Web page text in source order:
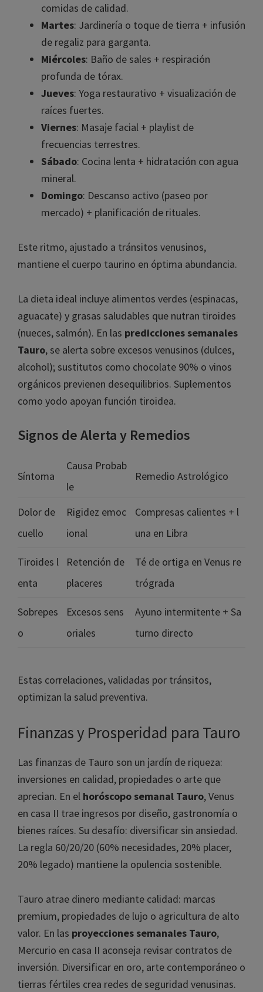
comidas de calidad.
Martes: Jardinería o toque de tierra + infusión
de regaliz para garganta.
Miércoles: Baño de sales + respiración
profunda de tórax.
Jueves: Yoga restaurativo + visualización de
raíces fuertes.
Viernes: Masaje facial + playlist de
frecuencias terrestres.
Sábado: Cocina lenta + hidratación con agua
mineral.
Domingo: Descanso activo (paseo por
mercado) + planificación de rituales.
Este ritmo, ajustado a tránsitos venusinos,
mantiene el cuerpo taurino en óptima abundancia.
La dieta ideal incluye alimentos verdes (espinacas,
aguacate) y grasas saludables que nutran tiroides
(nueces, salmón). En las predicciones semanales
Tauro, se alerta sobre excesos venusinos (dulces,
alcohol); sustitutos como chocolate 90% o vinos
orgánicos previenen desequilibrios. Suplementos
como yodo apoyan función tiroidea.
Signos de Alerta y Remedios
Síntoma
Causa Probab
le
Remedio Astrológico
Dolor de
cuello
Rigidez emoc
ional
Compresas calientes + l
una en Libra
Tiroides l
enta
Retención de
placeres
Té de ortiga en Venus re
trógrada
Sobrepes
o
Excesos sens
oriales
Ayuno intermitente + Sa
turno directo
Estas correlaciones, validadas por tránsitos,
optimizan la salud preventiva.
Finanzas y Prosperidad para Tauro
Las finanzas de Tauro son un jardín de riqueza:
inversiones en calidad, propiedades o arte que
aprecian. En el horóscopo semanal Tauro, Venus
en casa II trae ingresos por diseño, gastronomía o
bienes raíces. Su desafío: diversificar sin ansiedad.
La regla 60/20/20 (60% necesidades, 20% placer,
20% legado) mantiene la opulencia sostenible.
Tauro atrae dinero mediante calidad: marcas
premium, propiedades de lujo o agricultura de alto
valor. En las proyecciones semanales Tauro,
Mercurio en casa II aconseja revisar contratos de
inversión. Diversificar en oro, arte contemporáneo o
tierras fértiles crea redes de seguridad venusinas.